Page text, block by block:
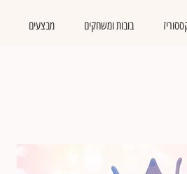
בובות ומשחקים מבצעים